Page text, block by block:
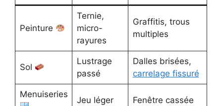
Peinture
Ternie,
micro-
rayures
Graffitis, trous
multiples
Sol
Lustrage
passé
Dalles brisées,
carrelage fissuré
Menuiseries
Jeu léger Fenêtre cassée